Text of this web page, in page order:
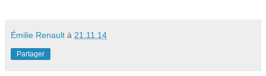
Émilie Renault à 21.11.14
Partager